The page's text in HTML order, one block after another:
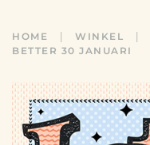
HOME WINKEL
BETTER 30 JANUARI